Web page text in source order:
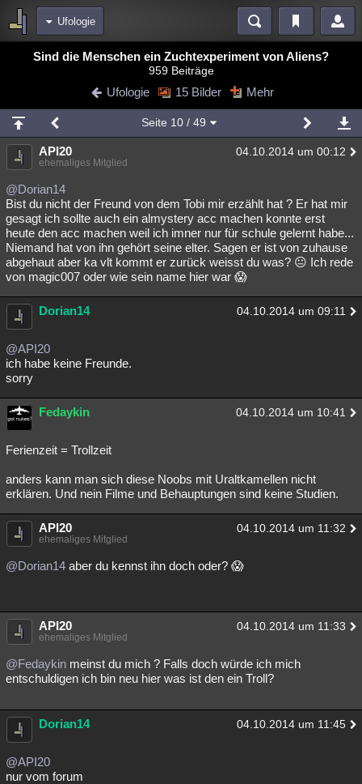
Ufologie
Bereiche
Blogs Videos
Chat Wiki Neuigkeiten
meine Rubriken
Menschen Mystery Kriminalfälle
Spiritualität
Natur Umfragen Unterhaltung
weitere Rubriken
Philosophie Träume Orte Esoterik Literatur
Astronomie Helpdesk Gruppen Gaming Filme
Musik
Übersichten
Besucht
Lesenswert
Sind die Menschen ein Zuchtexperiment von Aliens?
959 Beiträge
Ufologie 15 Bilder Mehr
Seite 10/ 49
API20 04.10.2014 um 00:12
ehemaliges Mitglied
@Dorian14
Bist du nicht der Freund von dem Tobi mir erzählt hat ? Er hat mir
gesagt ich sollte auch ein almystery acc machen konnte erst
heute den acc machen weil ich imner nur für schule gelernt habe...
Niemand hat von ihn gehört seine elter. Sagen er ist von zuhause
abgehaut aber ka vlt kommt er zurück weisst du was? 😐 Ich rede
von magic007 oder wie sein name hier war 😱
Dorian14 04.10.2014 um 09:11
@API20
ich habe keine Freunde.
sorry
Fedaykin 04.10.2014 um 10:41
Ferienzeit = Trollzeit
anders kann man sich diese Noobs mit Uraltkamellen nicht
erklären. Und nein Filme und Behauptungen sind keine Studien.
API20 04.10.2014 um 11:32
ehemaliges Mitglied
@Dorian14 aber du kennst ihn doch oder? 😱
API20 04.10.2014 um 11:33
ehemaliges Mitglied
@Fedaykin meinst du mich ? Falls doch würde ich mich
entschuldigen ich bin neu hier was ist den ein Troll?
Dorian14 04.10.2014 um 11:45
@API20
nur vom forum